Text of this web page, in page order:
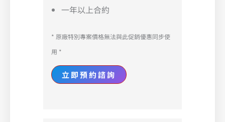
一年以上合約
* 原廠特別專案價格無法與此促銷優惠同步使
用 *
立即預約諮詢